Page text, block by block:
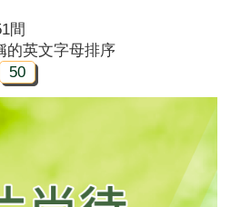
間
的英文字母排序
50